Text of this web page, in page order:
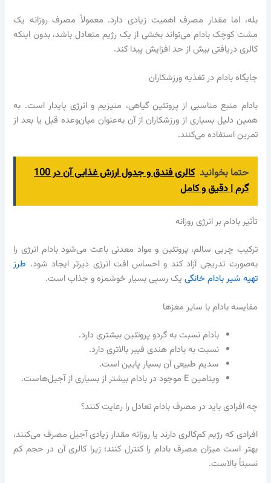
بله، اما مقدار مصرف اهمیت زیادی دارد. معمولاً مصرف روزانه یک
مشت کوچک بادام می‌تواند بخشی از یک رژیم متعادل باشد، بدون اینکه
کالری دریافتی بیش از حد افزایش پیدا کند.
جایگاه بادام در تغذیه ورزشکاران
بادام منبع مناسبی از پروتئین گیاهی، منیزیم و انرژی پایدار است. به
همین دلیل بسیاری از ورزشکاران از آن به‌عنوان میان‌وعده قبل یا بعد از
تمرین استفاده می‌کنند.
حتما بخوانید
کالری فندق و جدول ارزش غذایی آن در 100
گرم | دقیق و کامل
تأثیر بادام بر انرژی روزانه
ترکیب چربی سالم، پروتئین و مواد معدنی باعث می‌شود بادام انرژی را
به‌صورت تدریجی آزاد کند و احساس افت انرژی دیرتر ایجاد شود. طرز
تهیه شیر بادام خانگی یک رسپی بسیار خوشمزه و جذاب است.
مقایسه بادام با سایر مغزها
بادام نسبت به گردو پروتئین بیشتری دارد.
نسبت به بادام هندی فیبر بالاتری دارد.
سدیم طبیعی آن بسیار پایین است.
ویتامین E موجود در بادام بیشتر از بسیاری از آجیل‌هاست.
چه افرادی باید در مصرف بادام تعادل را رعایت کنند؟
افرادی که رژیم کم‌کالری دارند یا روزانه مقدار زیادی آجیل مصرف می‌کنند،
بهتر است میزان مصرف بادام را کنترل کنند؛ زیرا کالری آن در حجم کم
نسبتاً بالاست.